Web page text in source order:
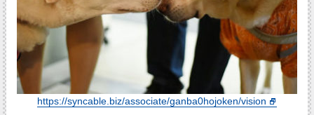
https://syncable.biz/associate/ganba0hojoken/vision